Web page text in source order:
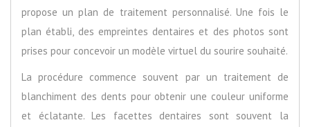
propose un plan de traitement personnalisé. Une fois le
plan établi, des empreintes dentaires et des photos sont
prises pour concevoir un modèle virtuel du sourire souhaité.
La procédure commence souvent par un traitement de
blanchiment des dents pour obtenir une couleur uniforme
et éclatante. Les facettes dentaires sont souvent la